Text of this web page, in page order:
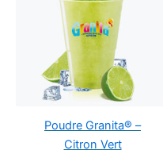
Poudre Granita® –
Citron Vert